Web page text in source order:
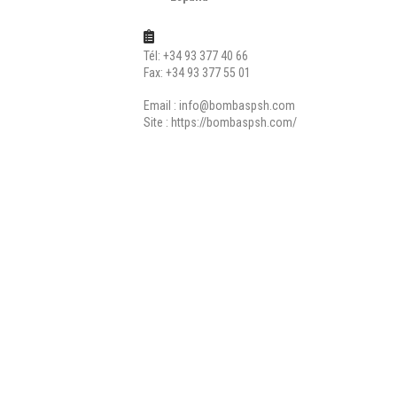
Tél: +34 93 377 40 66
Fax: +34 93 377 55 01
Email :info@bombaspsh.com
Site : https://bombaspsh.com/